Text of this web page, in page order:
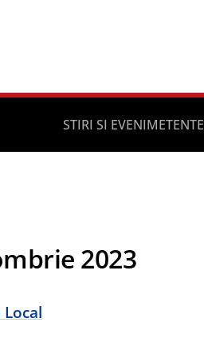
STIRI SI EVENIMETENTE
2023